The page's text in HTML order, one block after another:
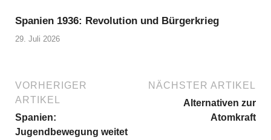
Spanien 1936: Revolution und Bürgerkrieg
29. Juli 2026
VORHERIGER
ARTIKEL
Spanien:
Jugendbewegung weitet
NÄCHSTER ARTIKEL
Alternativen zur
Atomkraft